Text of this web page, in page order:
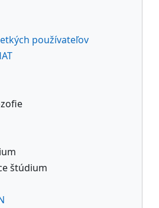
používateľov
štúdium